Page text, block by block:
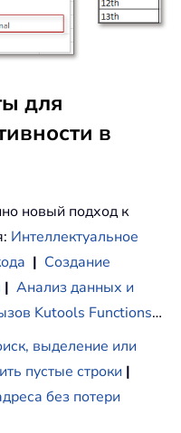
для
в
новый подход к
Интеллектуальное
| Создание
| Анализ данных и
Kutools Functions…
выделение или
пустые строки |
без потери